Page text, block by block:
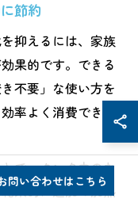
節約
抑えるには、家族
果的です。できる
不要」な使い方を
率よく消費でき、
で、タンク内のお
果的に追加の加熱
問い合わせはこちら